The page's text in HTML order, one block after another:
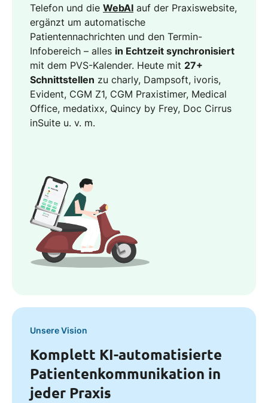
Telefon und die WebAI auf der Praxiswebsite,
ergänzt um automatische
Patientennachrichten und den Termin-
Infobereich – alles in Echtzeit synchronisiert
mit dem PVS-Kalender. Heute mit 27+
Schnittstellen zu charly, Dampsoft, ivoris,
Evident, CGM Z1, CGM Praxistimer, Medical
Office, medatixx, Quincy by Frey, Doc Cirrus
inSuite u. v. m.
Unsere Vision
Komplett KI-automatisierte
Patientenkommunikation in
jeder Praxis